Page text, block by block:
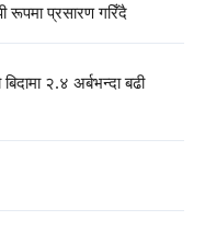
रूपमा प्रसारण गरिँदै
२.४ अर्बभन्दा बढी